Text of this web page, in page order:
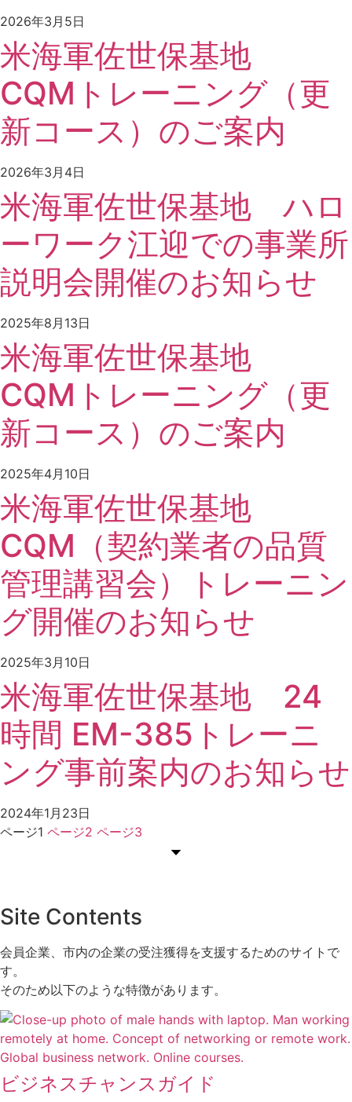
2026年3月5日
米海軍佐世保基地
CQMトレーニング（更
新コース）のご案内
2026年3月4日
米海軍佐世保基地 ハロ
ーワーク江迎での事業所
説明会開催のお知らせ
2025年8月13日
米海軍佐世保基地
CQMトレーニング（更
新コース）のご案内
2025年4月10日
米海軍佐世保基地
CQM（契約業者の品質
管理講習会）トレーニン
グ開催のお知らせ
2025年3月10日
米海軍佐世保基地 24
時間 EM-385トレーニ
ング事前案内のお知らせ
2024年1月23日
ページ1 ページ2 ページ3
Site Contents
会員企業、市内の企業の受注獲得を支援するためのサイトで
す。
そのため以下のような特徴があります。
ビジネスチャンスガイド